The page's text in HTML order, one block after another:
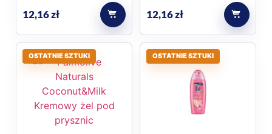
12,16zł 12,16zł
OSTATNIE SZTUKI OSTATNIE SZTUKI